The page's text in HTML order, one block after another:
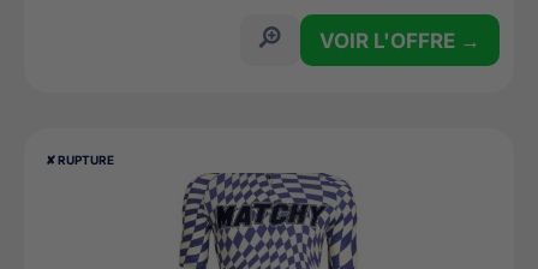
VOIR L'OFFRE →
✘ RUPTURE